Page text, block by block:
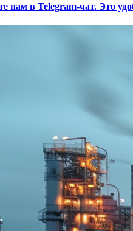
нам в Telegram-чат. Это